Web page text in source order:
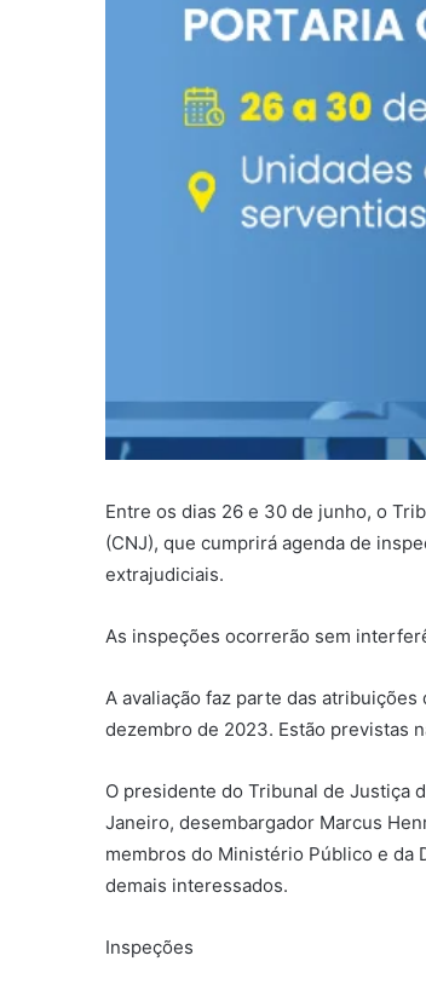
Entre os dias 26 e 30 de junho, o
(CNJ), que cumprirá agenda de
extrajudiciais.
As inspeções ocorrerão sem
A avaliação faz parte das
dezembro de 2023. Estão previstas
O presidente do Tribunal de Justiça
Janeiro, desembargador Marcus
membros do Ministério Público e da
demais interessados.
Inspeções